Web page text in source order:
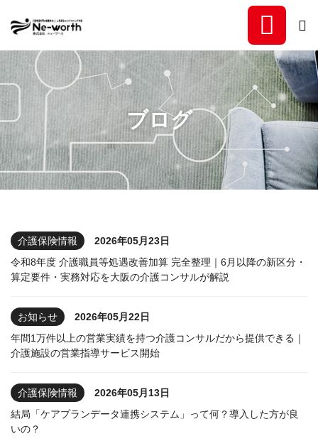
福祉事業所専門の稼働
ブログ
介護保険情報
2026年05月23日
令和8年度 介護職員等処遇改善加算 完全整理｜6月以降の新区分・
算定要件・実務対応を大阪の介護コンサルが解説
お知らせ
2026年05月22日
年間1万件以上の営業実績を持つ介護コンサルだから提供できる｜
介護施設の営業指導サービス開始
介護保険情報
2026年05月13日
結局「ケアプランデータ連携システム」って何？導入した方が良
いの？